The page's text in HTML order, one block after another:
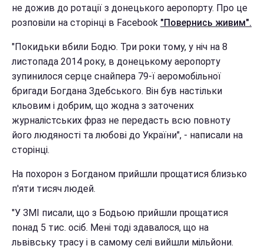
не дожив до ротації з донецького аеропорту. Про це
розповіли на сторінці в Facebook "Повернись живим".
"Покидьки вбили Бодю. Три роки тому, у ніч на 8
листопада 2014 року, в донецькому аеропорту
зупинилося серце снайпера 79-ї аеромобільної
бригади Богдана Здебського. Він був настільки
кльовим і добрим, що жодна з заточених
журналістських фраз не передасть всю повноту
його людяності та любові до України", - написали на
сторінці.
На похорон з Богданом прийшли прощатися близько
п'яти тисяч людей.
"У ЗМІ писали, що з Бодьою прийшли прощатися
понад 5 тис. осіб. Мені тоді здавалося, що на
львівську трасу і в самому селі вийшли мільйони.